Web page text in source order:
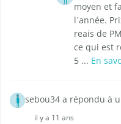
moyen et
l´année.
reais de
ce qui est
5 ... En
sebou34 a répondu à
il y a 11 ans